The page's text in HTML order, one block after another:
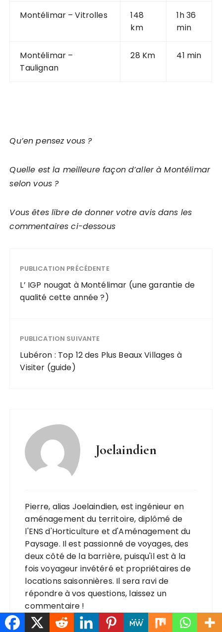
Montélimar – Vitrolles
148
km
1h 36
min
Montélimar –
Taulignan
28 Km 41 min
Qu’en pensez vous ?
Quelle est la meilleure façon d’aller à Montélimar
selon vous ?
Vous êtes libre de donner votre avis dans les
commentaires ci-dessous
PUBLICATION PRÉCÉDENTE
L’ IGP nougat à Montélimar (une garantie de
qualité cette année ?)
PUBLICATION SUIVANTE
Lubéron : Top 12 des Plus Beaux Villages à
Visiter (guide)
Joelaindien
Pierre, alias Joelaindien, est ingénieur en
aménagement du territoire, diplômé de
l'ENS d'Horticulture et d'Aménagement du
Paysage. Il est passionné de voyages, des
deux côté de la barrière, puisqu'il est à la
fois voyageur invétéré et propriétaires de
locations saisonnières. Il sera ravi de
répondre à vos questions, laissez un
commentaire !